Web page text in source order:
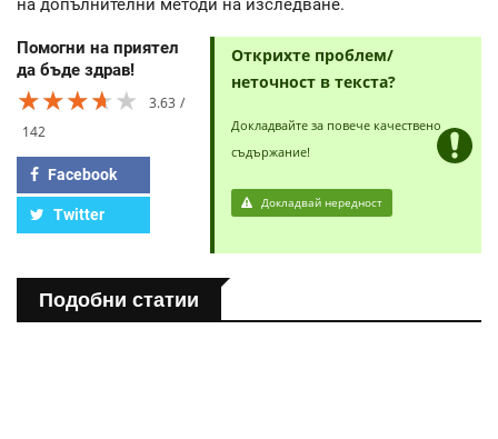
на допълнителни методи на изследване.
Помогни на приятел
да бъде здрав!
★★★★★
★★★★★
★★★★★
3.63
142
Facebook
Twitter
Открихте проблем/
неточност в текста?
Докладвайте за повече качествено
съдържание!
Докладвай нередност
Подобни статии